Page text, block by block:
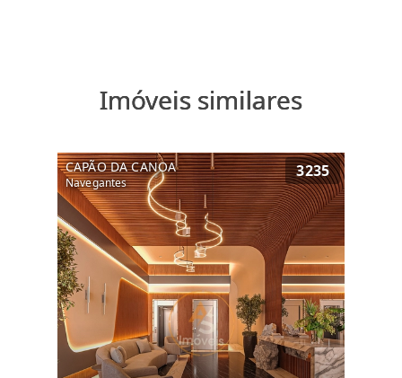
Imóveis similares
CAPÃO DA CANOA
Navegantes
3235